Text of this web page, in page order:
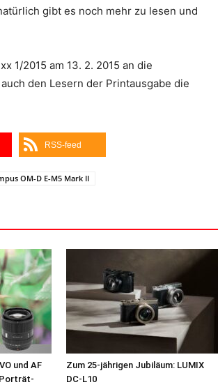
gibt es noch mehr zu lesen und
1/2015 am 13. 2. 2015 an die
den Lesern der Printausgabe die
RSS-feed
OM-D E-M5 Mark II
und AF
Porträt-
Zum 25-jährigen Jubiläum: LUMIX
DC‑L10